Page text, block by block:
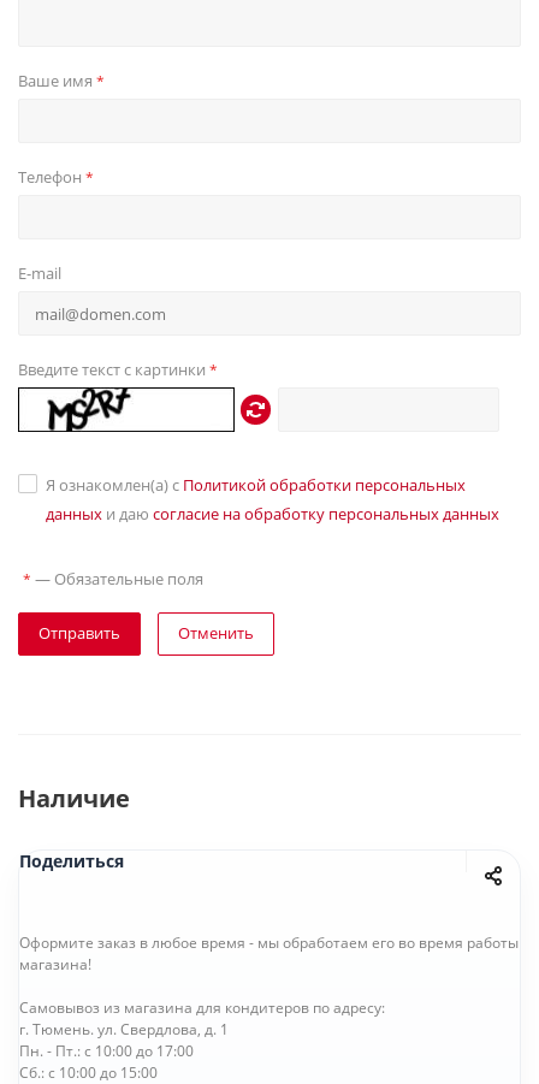
Ваше имя *
Телефон *
E-mail
Введите текст с картинки *
Я ознакомлен(а) с Политикой обработки персональных
данных и даю согласие на обработку персональных данных
* — Обязательные поля
Отправить Отменить
Наличие
Поделиться
Оформите заказ в любое время - мы обработаем его во время работы
магазина!
Самовывоз из магазина для кондитеров по адресу:
г. Тюмень. ул. Свердлова, д. 1
Пн. - Пт.: с 10:00 до 17:00
Сб.: с 10:00 до 15:00